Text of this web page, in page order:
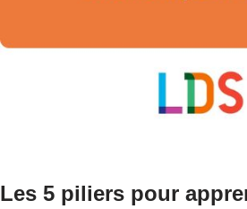
Les 5 piliers pour